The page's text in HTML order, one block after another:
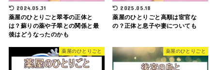
2024.05.31
薬屋のひとりごと翠苓の正体と
は？蘇りの薬や子翠との関係と最
後はどうなったのかも
2025.05.18
薬屋のひとりごと高順は宦官な
の？正体と息子や妻についても
薬屋のひとりごと 薬屋のひとりごと